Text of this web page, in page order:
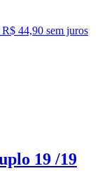
R$ 44,90 sem juros
19 /19